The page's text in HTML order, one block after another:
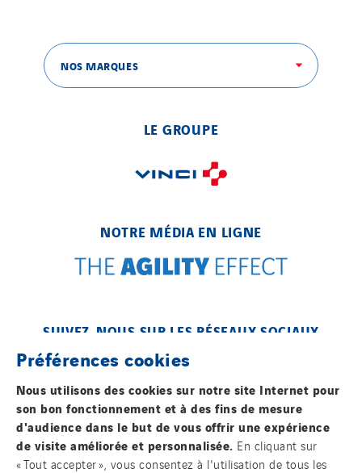
NOS MARQUES
LE GROUPE
NOTRE MÉDIA EN LIGNE
SUIVEZ-NOUS SUR LES RÉSEAUX SOCIAUX
Contact
Préférences cookies
Nous utilisons des cookies sur notre site Internet pour
son bon fonctionnement et à des fins de mesure
d'audience dans le but de vous offrir une expérience
de visite améliorée et personnalisée. En cliquant sur
« Tout accepter », vous consentez à l'utilisation de tous les